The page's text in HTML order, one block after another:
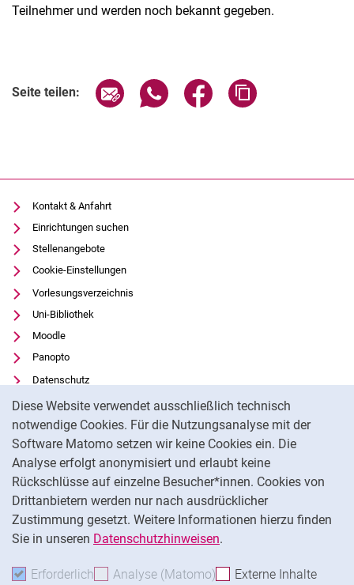
Diese Website verwendet ausschließlich technisch
notwendige Cookies. Für die Nutzungsanalyse mit der
Software Matomo setzen wir keine Cookies ein. Die
Analyse erfolgt anonymisiert und erlaubt keine
Rückschlüsse auf einzelne Besucher*innen. Cookies von
Drittanbietern werden nur nach ausdrücklicher
Zustimmung gesetzt. Weitere Informationen hierzu finden
Sie in unseren Datenschutzhinweisen.
Erforderlich Erforderliche Cookies akzeptieren
Analyse (Matomo) Analyse-Cookies
Externe Inhalte
Teilnehmer und werden noch bekannt gegeben.
Seite teilen: Seite über E-Mail teilen
Seite über WhatsApp teilen
Seite über Facebook
Kontakt & Anfahrt
Einrichtungen suchen
Stellenangebote
Cookie-Einstellungen
Vorlesungsverzeichnis
Uni-Bibliothek
Moodle
Panopto
Datenschutz
Barrierefreiheit
Transparenter KI-Einsatz
Impressum
Externer Link: Universität Kassel auf
Facebook (öffnet neues Fenster)
Externer Link: Universität Kassel auf
Youtube(öffnet neues Fenster)
Externer Link: Universität Kassel auf
Instagram (öffnet neues Fenster)